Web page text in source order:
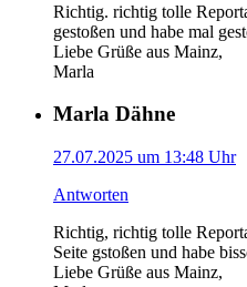
Richtig. richtig tolle
gestoßen und habe mal
Liebe Grüße aus Mainz,
Marla
Marla Dähne
27.07.2025 um 13:48 Uhr
Antworten
Richtig, richtig tolle
Seite gstoßen und habe
Liebe Grüße aus Mainz,